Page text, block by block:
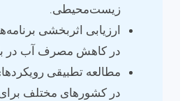
زیست‌محیطی.
ارزیابی اثربخشی
در کاهش مصرف آب در
مطالعه تطبیقی
در کشورهای مختلف برای